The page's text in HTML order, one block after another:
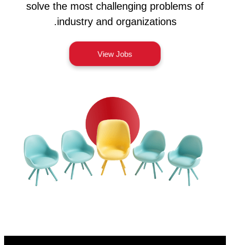
solve the most challenging problems of
industry and organizations.
View Jobs